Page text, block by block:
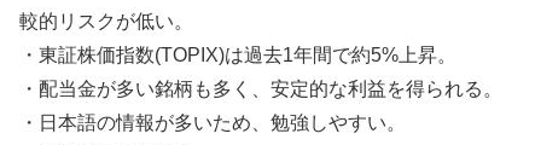
較的リスクが低い。
・東証株価指数(TOPIX)は過去1年間で約5%上昇。
・配当金が多い銘柄も多く、安定的な利益を得られる。
・日本語の情報が多いため、勉強しやすい。